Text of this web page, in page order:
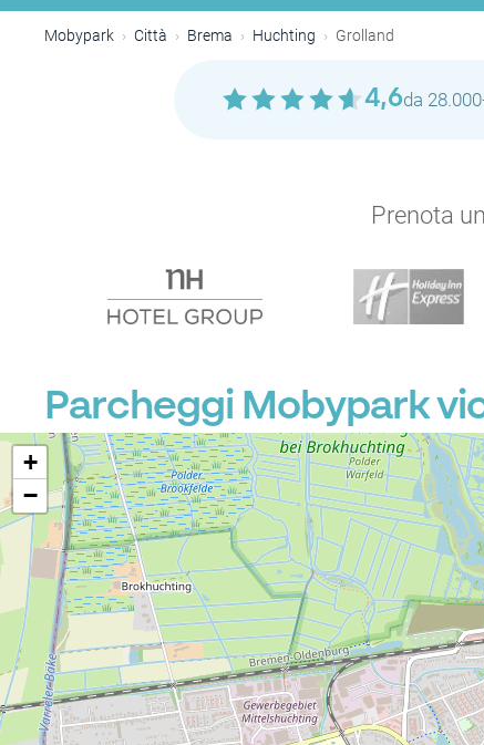
Mobypark Città Brema Huchting Grolland
4,6da
Prenota
Parcheggi Mobypark
+
−